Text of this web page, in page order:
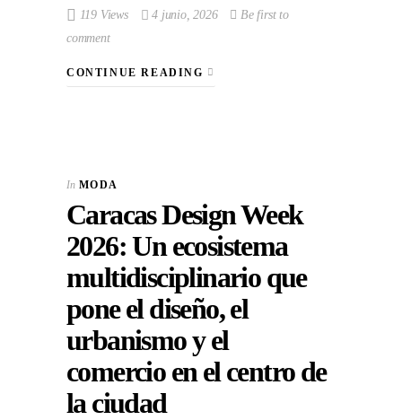
119 Views 4 junio, 2026
Be first to
comment
CONTINUE READING
In MODA
Caracas Design Week
2026: Un ecosistema
multidisciplinario que
pone el diseño, el
urbanismo y el
comercio en el centro de
la ciudad